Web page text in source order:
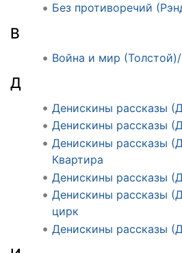
Без противоречий
В
Война и мир
Д
Денискины рассказы
Денискины рассказы
Денискины рассказы
Квартира
Денискины рассказы
Денискины рассказы
цирк
Денискины рассказы